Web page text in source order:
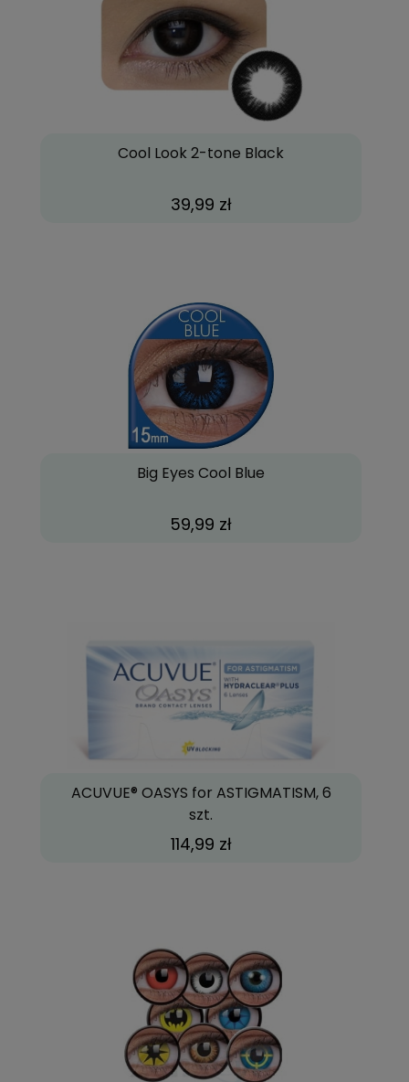
Cool Look 2-tone Black
39,99 zł
Big Eyes Cool Blue
59,99 zł
ACUVUE® OASYS for ASTIGMATISM, 6
szt.
114,99 zł